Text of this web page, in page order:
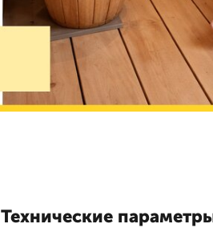
Технические